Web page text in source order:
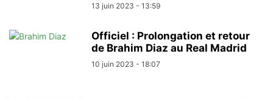
13 juin 2023 - 13:59
Officiel : Prolongation et retour
de Brahim Diaz au Real Madrid
10 juin 2023 - 18:07